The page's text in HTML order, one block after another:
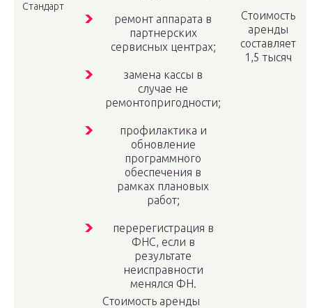
Стандарт
ремонт аппарата в
партнерских
сервисных центрах;
замена кассы в
случае не
ремонтопригодности;
профилактика и
обновление
программного
обеспечения в
рамках плановых
работ;
перерегистрация в
ФНС, если в
результате
неисправности
менялся ФН.
Стоимость аренды
Стоимость
аренды
составляет
1,5 тысяч